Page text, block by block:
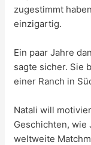
zugestimmt
einzigartig.
Ein paar Jahre
sagte sicher. Sie
einer Ranch in
Natali will
Geschichten, wie
weltweite